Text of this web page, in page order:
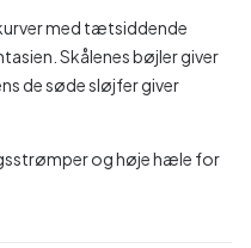
med tætsiddende
Skålenes bøjler giver
de søde sløjfer giver
og høje hæle for